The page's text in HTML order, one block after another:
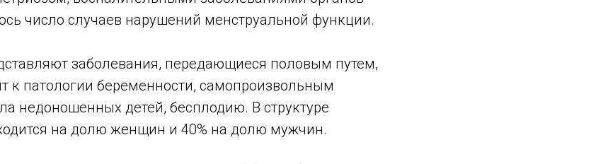
число случаев нарушений менструальной функции.
заболевания, передающиеся половым путем,
к патологии беременности, самопроизвольным
недоношенных детей, бесплодию. В структуре
на долю женщин и 40% на долю мужчин.